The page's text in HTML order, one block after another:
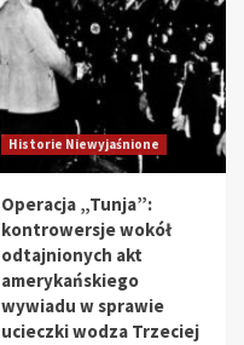
Historie Niewyjaśnione
Operacja „Tunja”:
kontrowersje wokół
odtajnionych akt
amerykańskiego
wywiadu w sprawie
ucieczki wodza Trzeciej